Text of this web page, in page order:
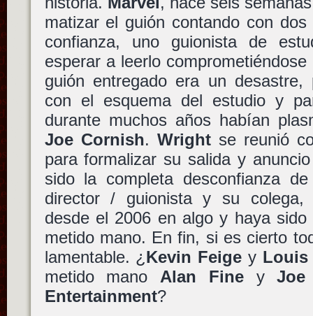
matizar el guión contando con
confianza, uno guionista de
esperar a leerlo
guión entregado era un desastre,
con el esquema del estudio y
durante muchos años habían
Joe Cornish. Wrightse reunió
para formalizar su salida y
sido la completa desconfianza
director / guionista y su colega,
desde el 2006 en algo y haya
metido mano. En fin, si es cierto
lamentable. ¿ Kevin Feige y Louis
metido mano Alan FineyJoe
Entertainment?